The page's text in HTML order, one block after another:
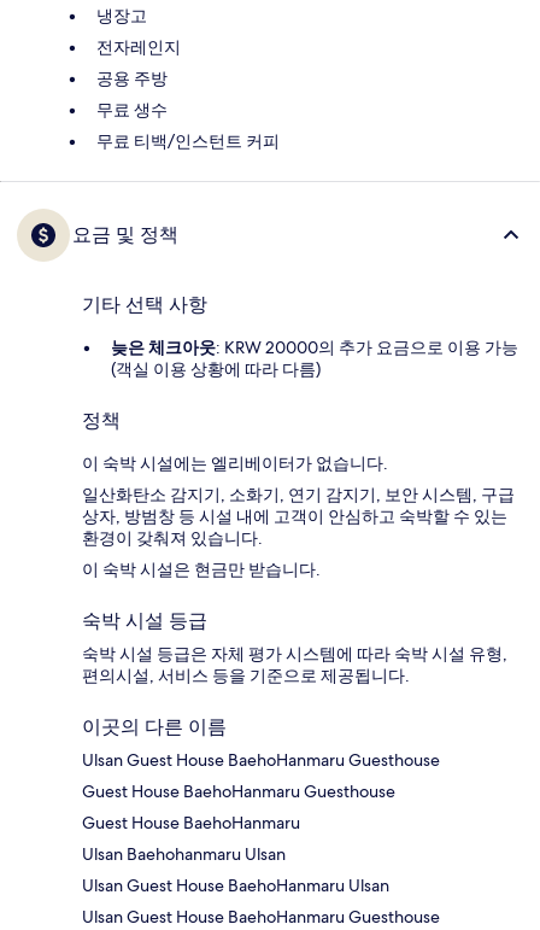
냉장고
전자레인지
공용 주방
무료 생수
무료 티백/인스턴트 커피
요금 및 정책
기타 선택 사항
늦은 체크아웃: KRW 20000의 추가 요금으로 이용 가능
(객실 이용 상황에 따라 다름)
정책
이 숙박 시설에는 엘리베이터가 없습니다.
일산화탄소 감지기, 소화기, 연기 감지기, 보안 시스템, 구급
상자, 방범창 등 시설 내에 고객이 안심하고 숙박할 수 있는
환경이 갖춰져 있습니다.
이 숙박 시설은 현금만 받습니다.
숙박 시설 등급
숙박 시설 등급은 자체 평가 시스템에 따라 숙박 시설 유형,
편의시설, 서비스 등을 기준으로 제공됩니다.
이곳의 다른 이름
Ulsan Guest House BaehoHanmaru Guesthouse
Guest House BaehoHanmaru Guesthouse
Guest House BaehoHanmaru
Ulsan Baehohanmaru Ulsan
Ulsan Guest House BaehoHanmaru Ulsan
Ulsan Guest House BaehoHanmaru Guesthouse